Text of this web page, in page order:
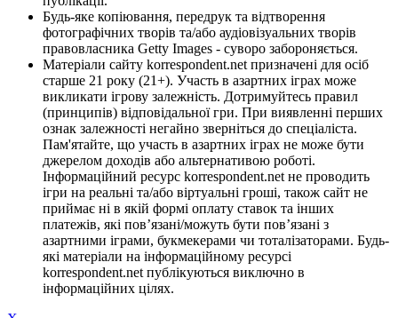
Будь-яке копіювання, передрук та відтворення
фотографічних творів та/або аудіовізуальних творів
правовласника Getty Images - суворо забороняється.
Матеріали сайту korrespondent.net призначені для осіб
старше 21 року (21+). Участь в азартних іграх може
викликати ігрову залежність. Дотримуйтесь правил
(принципів) відповідальної гри. При виявленні перших
ознак залежності негайно зверніться до спеціаліста.
Пам'ятайте, що участь в азартних іграх не може бути
джерелом доходів або альтернативою роботі.
Інформаційний ресурс korrespondent.net не проводить
ігри на реальні та/або віртуальні гроші, також сайт не
приймає ні в якій формі оплату ставок та інших
платежів, які пов’язані/можуть бути пов’язані з
азартними іграми, букмекерами чи тоталізаторами. Будь-
які матеріали на інформаційному ресурсі
korrespondent.net публікуються виключно в
інформаційних цілях.